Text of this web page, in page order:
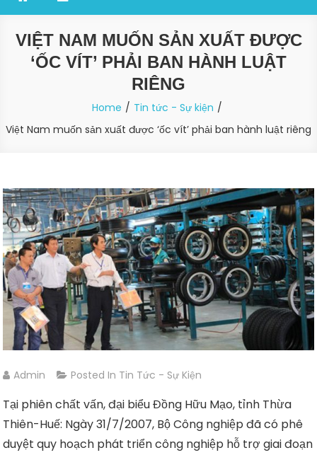
VIỆT NAM MUỐN SẢN XUẤT ĐƯỢC
‘ỐC VÍT’ PHẢI BAN HÀNH LUẬT
RIÊNG
Home
Tin tức - Sự kiện
Việt Nam muốn sản xuất được ‘ốc vít’ phải ban hành luật riêng
Admin Posted In Tin Tức - Sự Kiện
Tại phiên chất vấn, đại biểu Đồng Hữu Mạo, tỉnh Thừa
Thiên-Huế: Ngày 31/7/2007, Bộ Công nghiệp đã có phê
duyệt quy hoạch phát triển công nghiệp hỗ trợ giai đoạn